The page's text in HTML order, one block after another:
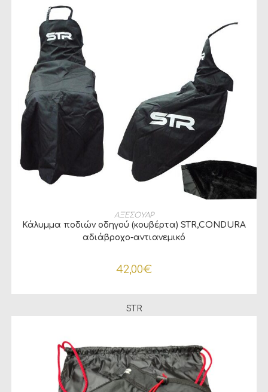
ΠΡΟΣΘΉΚΗ ΣΤΟ ΚΑΛΆΘΙ
ΑΞΕΣΟΥΑΡ
Κάλυμμα ποδιών οδηγού (κουβέρτα) STR,CONDURA
αδιάβροχο-αντιανεμικό
42,00€
STR